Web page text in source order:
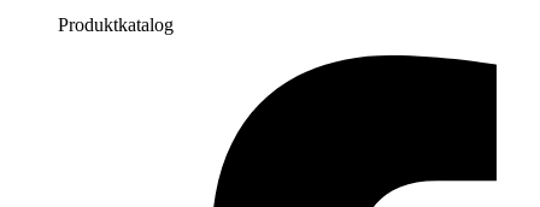
Produktkatalog